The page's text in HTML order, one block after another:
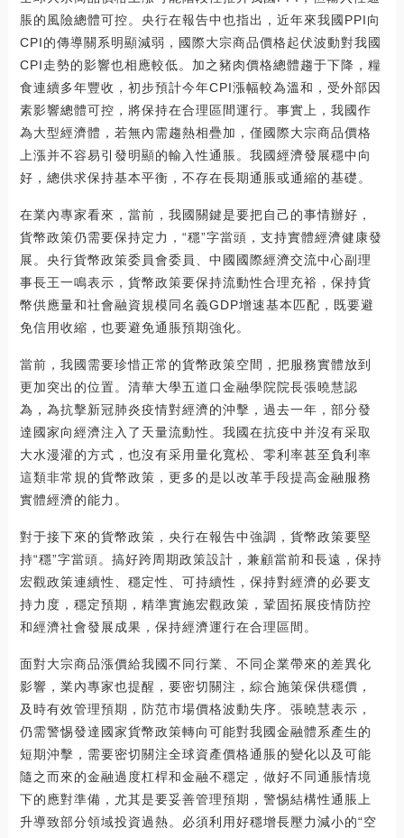
脹的風險總體可控。央行在報告中也指出，近年來我國PPI向
CPI的傳導關系明顯減弱，國際大宗商品價格起伏波動對我國
CPI走勢的影響也相應較低。加之豬肉價格總體趨于下降，糧
食連續多年豐收，初步預計今年CPI漲幅較為溫和，受外部因
素影響總體可控，將保持在合理區間運行。事實上，我國作
為大型經濟體，若無內需趨熱相疊加，僅國際大宗商品價格
上漲并不容易引發明顯的輸入性通脹。我國經濟發展穩中向
好，總供求保持基本平衡，不存在長期通脹或通縮的基礎。
在業內專家看來，當前，我國關鍵是要把自己的事情辦好，
貨幣政策仍需要保持定力，“穩”字當頭，支持實體經濟健康發
展。央行貨幣政策委員會委員、中國國際經濟交流中心副理
事長王一鳴表示，貨幣政策要保持流動性合理充裕，保持貨
幣供應量和社會融資規模同名義GDP增速基本匹配，既要避
免信用收縮，也要避免通脹預期強化。
當前，我國需要珍惜正常的貨幣政策空間，把服務實體放到
更加突出的位置。清華大學五道口金融學院院長張曉慧認
為，為抗擊新冠肺炎疫情對經濟的沖擊，過去一年，部分發
達國家向經濟注入了天量流動性。我國在抗疫中并沒有采取
大水漫灌的方式，也沒有采用量化寬松、零利率甚至負利率
這類非常規的貨幣政策，更多的是以改革手段提高金融服務
實體經濟的能力。
對于接下來的貨幣政策，央行在報告中強調，貨幣政策要堅
持“穩”字當頭。搞好跨周期政策設計，兼顧當前和長遠，保持
宏觀政策連續性、穩定性、可持續性，保持對經濟的必要支
持力度，穩定預期，精準實施宏觀政策，鞏固拓展疫情防控
和經濟社會發展成果，保持經濟運行在合理區間。
面對大宗商品漲價給我國不同行業、不同企業帶來的差異化
影響，業內專家也提醒，要密切關注，綜合施策保供穩價，
及時有效管理預期，防范市場價格波動失序。張曉慧表示，
仍需警惕發達國家貨幣政策轉向可能對我國金融體系產生的
短期沖擊，需要密切關注全球資產價格通脹的變化以及可能
隨之而來的金融過度杠桿和金融不穩定，做好不同通脹情境
下的應對準備，尤其是要妥善管理預期，警惕結構性通脹上
升導致部分領域投資過熱。必須利用好穩增長壓力減小的“空